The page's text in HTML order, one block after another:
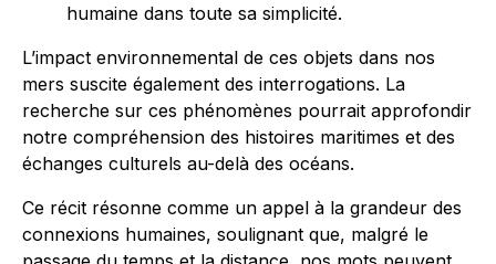
humaine dans toute sa simplicité.
L’impact environnemental de ces objets dans nos
mers suscite également des interrogations. La
recherche sur ces phénomènes pourrait approfondir
notre compréhension des histoires maritimes et des
échanges culturels au-delà des océans.
Ce récit résonne comme un appel à la grandeur des
connexions humaines, soulignant que, malgré le